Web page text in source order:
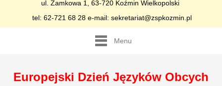
ul. Zamkowa 1, 63-720 Koźmin Wielkopolski
tel: 62-721 68 28 e-mail: sekretariat@zspkozmin.pl
Menu
Europejski Dzień Języków Obcych